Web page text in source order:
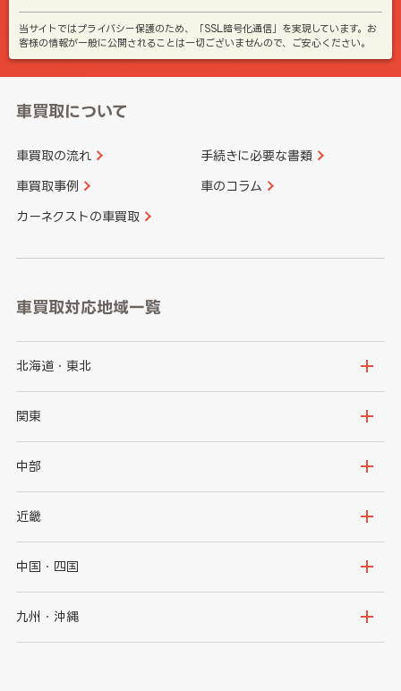
当サイトではプライバシー保護のため、「SSL暗号化通信」を実現しています。お
客様の情報が一般に公開されることは一切ございませんので、ご安心ください。
車買取について
車買取の流れ 手続きに必要な書類
車買取事例 車のコラム
カーネクストの車買取
車買取対応地域一覧
北海道・東北
北海道
岩手県
秋田県
関東
茨城県
群馬県
千葉県
中部
新潟県
石川県
山梨県
近畿
大阪府
京都府
中国・四国
鳥取県
九州・沖縄